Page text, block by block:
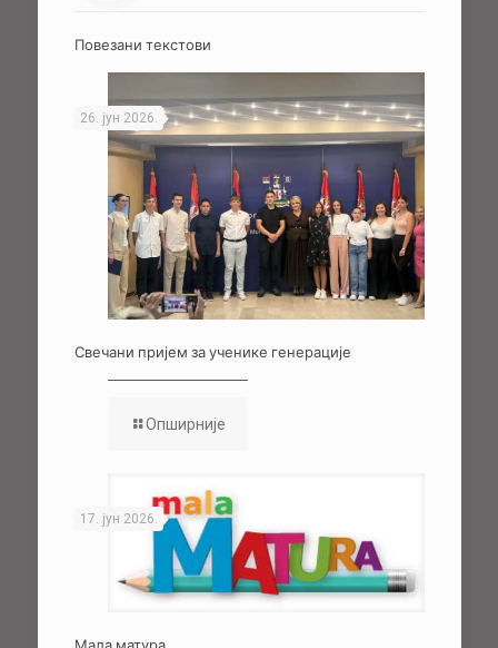
Повезани текстови
26. јун 2026.
Свечани пријем за ученике генерације
Опширније
17. јун 2026.